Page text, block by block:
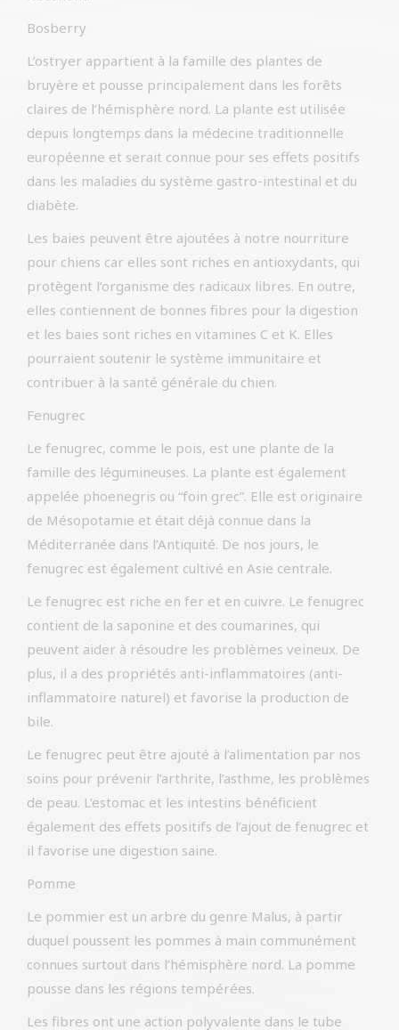
Bosberry
L’ostryer appartient à la famille des plantes de
bruyère et pousse principalement dans les forêts
claires de l’hémisphère nord. La plante est utilisée
depuis longtemps dans la médecine traditionnelle
européenne et serait connue pour ses effets positifs
dans les maladies du système gastro-intestinal et du
diabète.
Les baies peuvent être ajoutées à notre nourriture
pour chiens car elles sont riches en antioxydants, qui
protègent l’organisme des radicaux libres. En outre,
elles contiennent de bonnes fibres pour la digestion
et les baies sont riches en vitamines C et K. Elles
pourraient soutenir le système immunitaire et
contribuer à la santé générale du chien.
Fenugrec
Le fenugrec, comme le pois, est une plante de la
famille des légumineuses. La plante est également
appelée phoenegris ou “foin grec”. Elle est originaire
de Mésopotamie et était déjà connue dans la
Méditerranée dans l’Antiquité. De nos jours, le
fenugrec est également cultivé en Asie centrale.
Le fenugrec est riche en fer et en cuivre. Le fenugrec
contient de la saponine et des coumarines, qui
peuvent aider à résoudre les problèmes veineux. De
plus, il a des propriétés anti-inflammatoires (anti-
inflammatoire naturel) et favorise la production de
bile.
Le fenugrec peut être ajouté à l’alimentation par nos
soins pour prévenir l’arthrite, l’asthme, les problèmes
de peau. L’estomac et les intestins bénéficient
également des effets positifs de l’ajout de fenugrec et
il favorise une digestion saine.
Pomme
Le pommier est un arbre du genre Malus, à partir
duquel poussent les pommes à main communément
connues surtout dans l’hémisphère nord. La pomme
pousse dans les régions tempérées.
Les fibres ont une action polyvalente dans le tube